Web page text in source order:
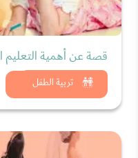
تربية الطفل
قصة عن أهمية التعليم
شاهد الان